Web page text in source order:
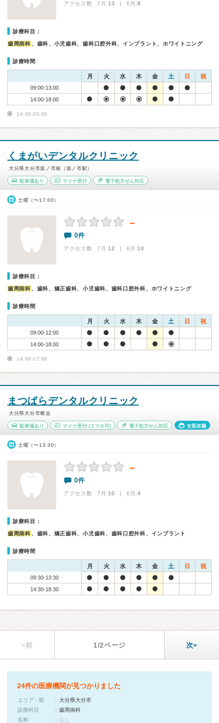
アクセス数 7月:13 | 6月:8
診療科目：
歯周病科 、歯科、小児歯科、歯科口腔外科、インプラント、ホワイトニング
診療時間
月 火 水 木 金 土 日 祝
09:00-13:00
14:00-18:00
14:30-20:00
くまがいデンタルクリニック
大分県大分市坂ノ市南（坂ノ市駅）
駐車場あり マイナ受付 電子処方せん対応
土曜（〜17:00）
－
0件
アクセス数 7月:12 | 6月:10
診療科目：
歯周病科 、歯科、矯正歯科、小児歯科、歯科口腔外科、ホワイトニング
診療時間
月 火 水 木 金 土 日 祝
09:00-12:00
14:00-18:00
14:00-17:00
まつばらデンタルクリニック
大分県大分市椎迫
駐車場あり マイナ受付(スマホ可) 電子処方せん対応 女医在籍
土曜（〜13:30）
－
0件
アクセス数 7月:10 | 6月:4
診療科目：
歯周病科 、歯科、矯正歯科、小児歯科、歯科口腔外科、インプラント
診療時間
月 火 水 木 金 土 日 祝
09:30-13:30
14:30-18:30
«前 1/2ページ 次»
24件の医療機関が見つかりました
エリア・駅
大分県大分市
診療科目
歯周病科
名称
なし